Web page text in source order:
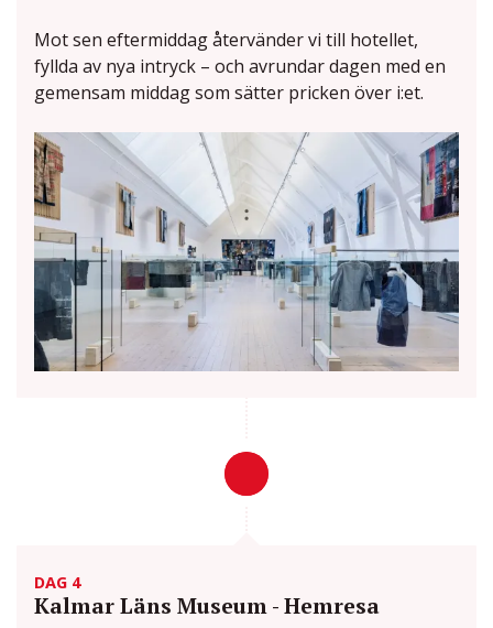
Mot sen eftermiddag återvänder vi till hotellet,
fyllda av nya intryck – och avrundar dagen med en
gemensam middag som sätter pricken över i:et.
DAG 4
Kalmar Läns Museum - Hemresa